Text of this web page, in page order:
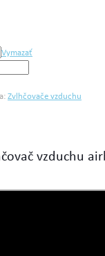
Vymazať
Zvlhčovače vzduchu
vzduchu